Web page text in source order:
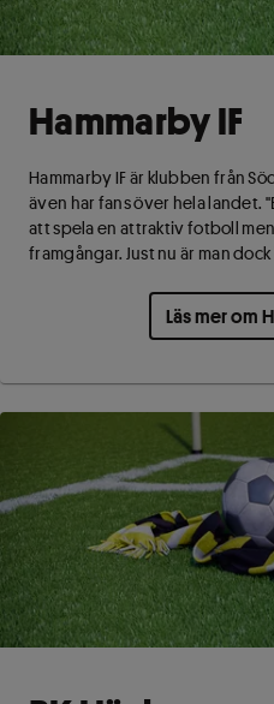
Hammarby IF
Hammarby IF är klubben från
även har fans över hela landet.
att spela en attraktiv fotboll
framgångar. Just nu är man
Läs mer om